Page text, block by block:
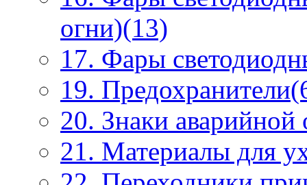
огни)(13)
17. Фары
19.
20. Знаки
21. Материалы для